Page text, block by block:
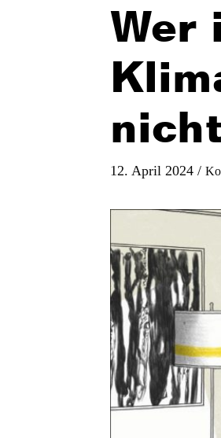
Wer
12. April 2024/